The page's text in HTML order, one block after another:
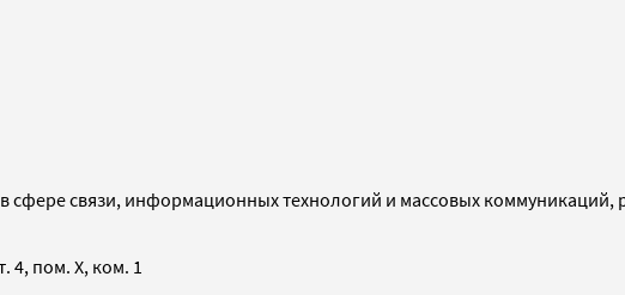
сфере связи, информационных технологий и массовых коммуникаций,
4, пом. X, ком. 1